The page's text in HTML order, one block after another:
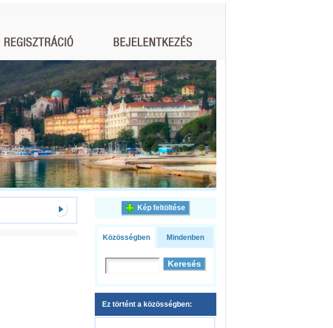
Kép feltöltése
Közösségben Mindenben
Ez történt a közösségben: